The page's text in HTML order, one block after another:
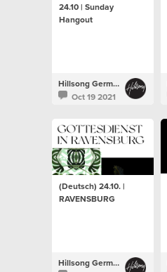
24.10 | Sunday
Hangout
Hillsong Germany
Oct 19 2021
(Deutsch) 24.10. |
RAVENSBURG
Hillsong Germany